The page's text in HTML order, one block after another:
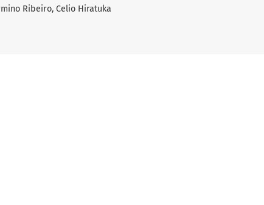
Ribeiro, Celio Hiratuka